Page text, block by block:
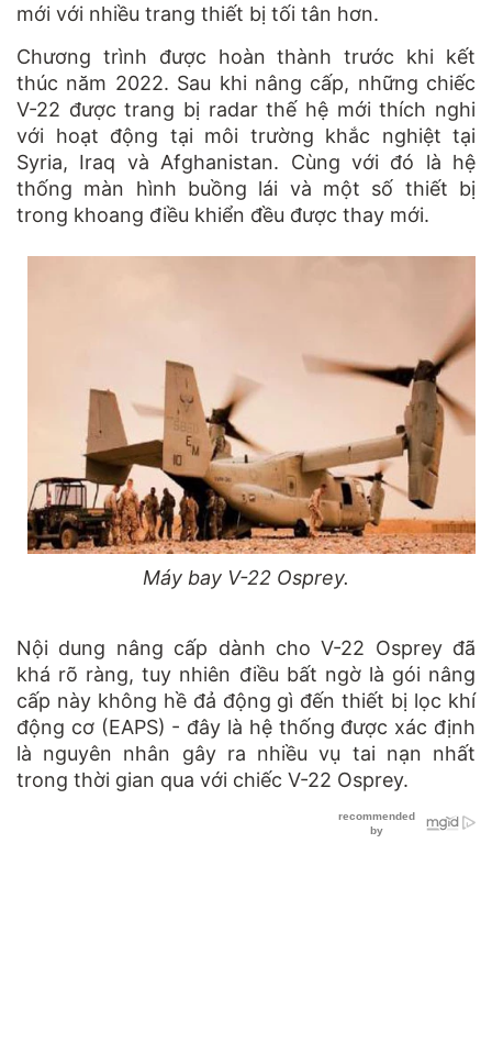
mới với nhiều trang thiết bị tối tân hơn.
Chương trình được hoàn thành trước khi kết
thúc năm 2022. Sau khi nâng cấp, những chiếc
V-22 được trang bị radar thế hệ mới thích nghi
với hoạt động tại môi trường khắc nghiệt tại
Syria, Iraq và Afghanistan. Cùng với đó là hệ
thống màn hình buồng lái và một số thiết bị
trong khoang điều khiển đều được thay mới.
Máy bay V-22 Osprey.
Nội dung nâng cấp dành cho V-22 Osprey đã
khá rõ ràng, tuy nhiên điều bất ngờ là gói nâng
cấp này không hề đả động gì đến thiết bị lọc khí
động cơ (EAPS) - đây là hệ thống được xác định
là nguyên nhân gây ra nhiều vụ tai nạn nhất
trong thời gian qua với chiếc V-22 Osprey.